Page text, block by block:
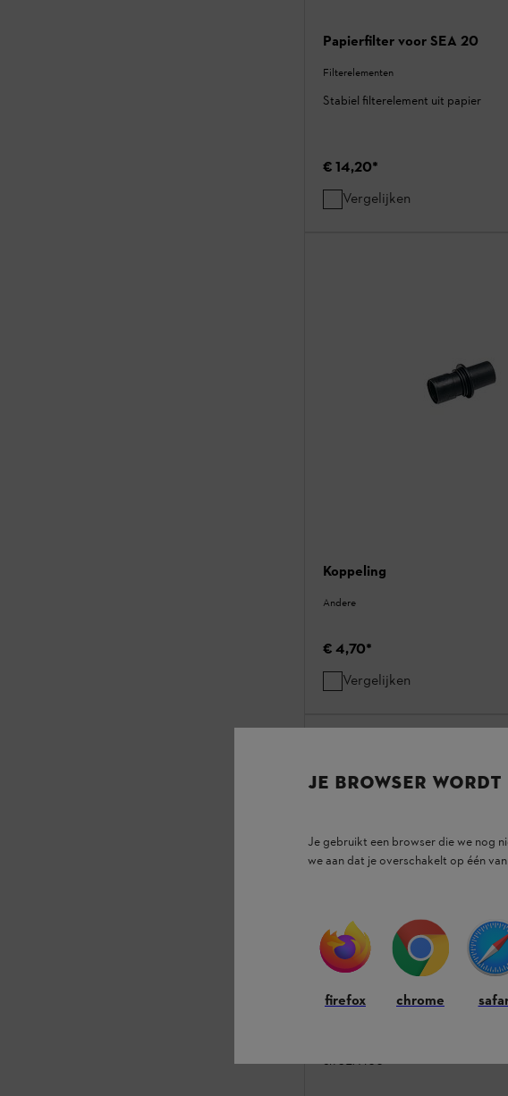
Papierfilter voor SEA 20
Filterelementen
Stabiel filterelement uit papier
€ 14,20*
Vergelijken
Koppeling
Andere
€ 4,70*
Vergelijken
Filterzakken voor SE 33,
en SEA 100
JE BROWSER
Je gebruikt een browser die we nog
we aan dat je overschakelt op één
firefox chrome